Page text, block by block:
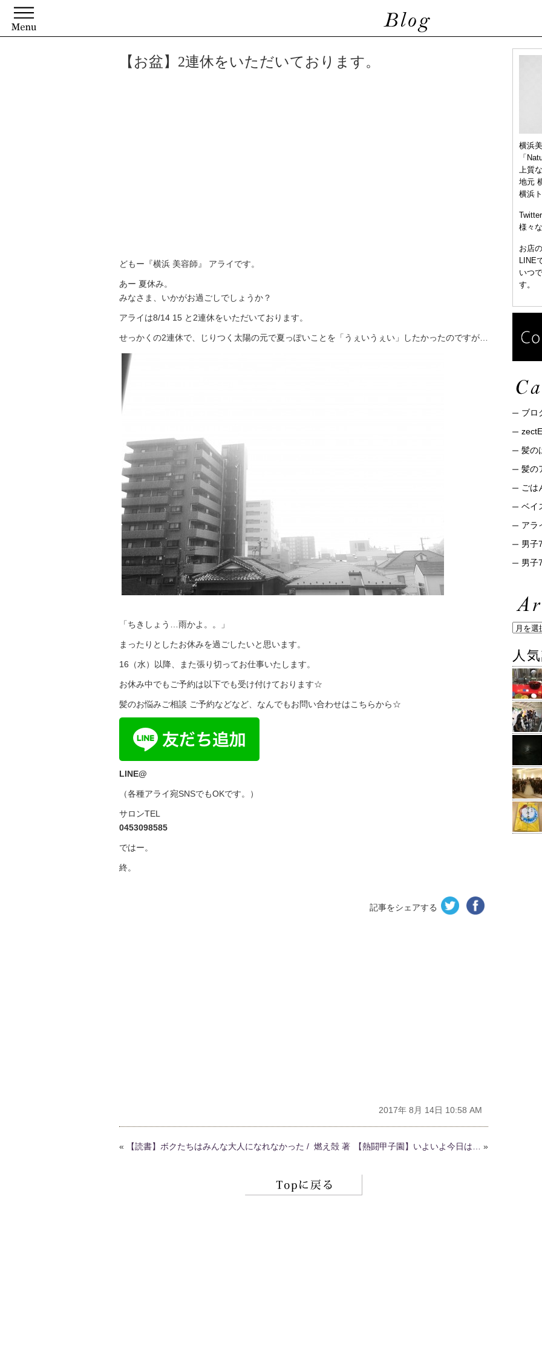
【お盆】2連休をいただいております。
どもー『横浜 美容師』 アライです。
あー 夏休み。
みなさま、いかがお過ごしでしょうか？
アライは8/14 15 と2連休をいただいております。
せっかくの2連休で、じりつく太陽の元で夏っぽいことを「うぇいうぇい」したかったのですが…
「ちきしょう…雨かよ。。」
まったりとしたお休みを過ごしたいと思います。
16（水）以降、また張り切ってお仕事いたします。
お休み中でもご予約は以下でも受け付けております☆
髪のお悩みご相談 ご予約などなど、なんでもお問い合わせはこちらから☆
LINE@
（各種アライ宛SNSでもOKです。）
サロンTEL
0453098585
ではー。
終。
記事をシェアする
2017年 8月 14日 10:58 AM
« 【読書】ボクたちはみんな大人になれなかった / 燃え殻 著 【熱闘甲子園】いよいよ今日は… »
横浜
「
上質
地元
横浜
様々
お店
LINE
いつ
す。
ブロ
髪の
髪の
ごは
ベイ
アラ
男子
男子
人